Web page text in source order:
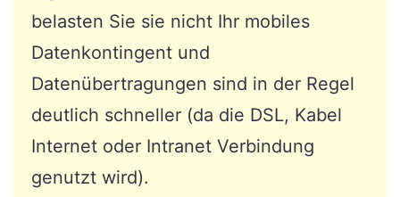
belasten Sie sie nicht Ihr mobiles
Datenkontingent und
Datenübertragungen sind in der Regel
deutlich schneller (da die DSL, Kabel
Internet oder Intranet Verbindung
genutzt wird).